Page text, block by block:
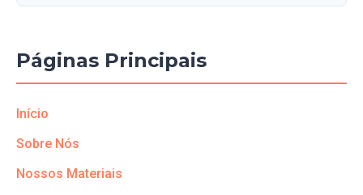
Páginas Principais
Início
Sobre Nós
Nossos Materiais